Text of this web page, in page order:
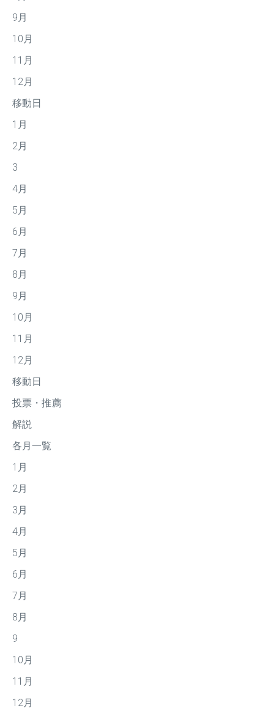
9月
10月
11月
12月
移動日
1月
2月
3
4月
5月
6月
7月
8月
9月
10月
11月
12月
移動日
投票・推薦
解説
各月一覧
1月
2月
3月
4月
5月
6月
7月
8月
9
10月
11月
12月